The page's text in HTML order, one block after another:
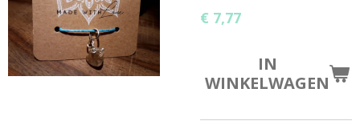
€ 7,77
IN
WINKELWAGEN